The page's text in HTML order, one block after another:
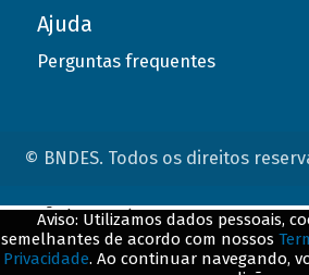
Ajuda
Perguntas frequentes
© BNDES. Todos os direitos
Aviso: Utilizamos dados pessoais,
semelhantes de acordo com nossos
Privacidade. Ao continuar navegando,
ConteÃºdo complementar
${title}${badge}